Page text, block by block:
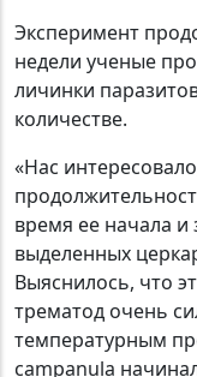
Эксперимент
недели ученые
личинки
количестве.
«Нас
время ее начала
выделенных
Выяснилось, что
трематод очень
температурным
campanula